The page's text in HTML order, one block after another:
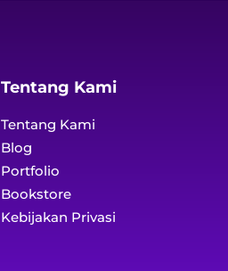
Tentang Kami
Tentang Kami
Blog
Portfolio
Bookstore
Kebijakan Privasi